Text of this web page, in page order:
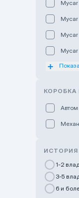
Mycar
GWM
Chery
КОРОБКА
1-2
3-5
6 и